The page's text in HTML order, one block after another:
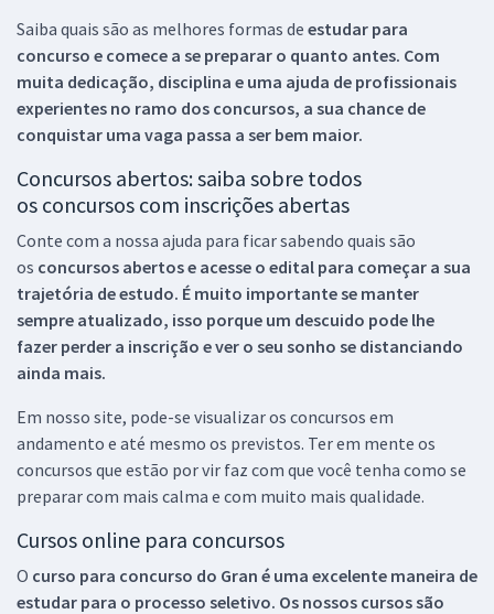
Saiba quais são as melhores formas de estudar para
concurso e comece a se preparar o quanto antes. Com
muita dedicação, disciplina e uma ajuda de profissionais
experientes no ramo dos concursos, a sua chance de
conquistar uma vaga passa a ser bem maior.
Concursos abertos: saiba sobre todos
os concursos com inscrições abertas
Conte com a nossa ajuda para ficar sabendo quais são
os concursos abertos e acesse o edital para começar a sua
trajetória de estudo. É muito importante se manter
sempre atualizado, isso porque um descuido pode lhe
fazer perder a inscrição e ver o seu sonho se distanciando
ainda mais.
Em nosso site, pode-se visualizar os concursos em
andamento e até mesmo os previstos. Ter em mente os
concursos que estão por vir faz com que você tenha como se
preparar com mais calma e com muito mais qualidade.
Cursos online para concursos
O curso para concurso do Gran é uma excelente maneira de
estudar para o processo seletivo. Os nossos cursos são